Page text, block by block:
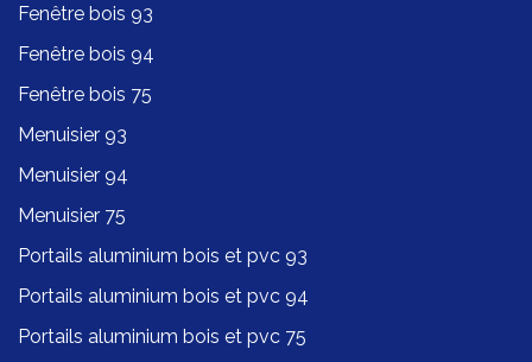
Fenêtre bois 93
Fenêtre bois 94
Fenêtre bois 75
Menuisier 93
Menuisier 94
Menuisier 75
Portails aluminium bois et pvc 93
Portails aluminium bois et pvc 94
Portails aluminium bois et pvc 75